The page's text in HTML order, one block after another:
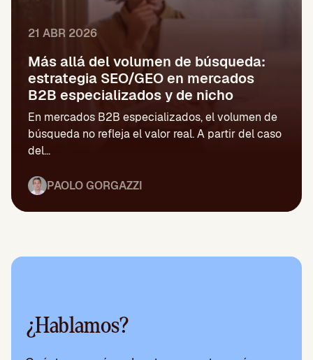
21 ABR 2026
Más allá del volumen de búsqueda:
estrategia SEO/GEO en mercados
B2B especializados y de nicho
En mercados B2B especializados, el volumen de
búsqueda no refleja el valor real. A partir del caso
del...
PAOLO GORGAZZI
¿Hablamos?